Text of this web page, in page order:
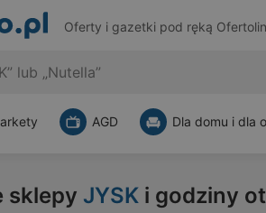
Oferty i gazetki pod ręką
AGD Dla domu i dla
sklepy JYSK i godziny